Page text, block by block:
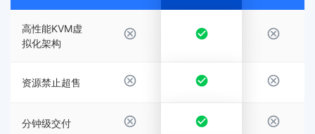
高性能KVM虚
拟化架构
资源禁止超售
分钟级交付